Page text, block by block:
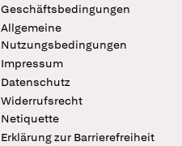
Geschäftsbedingungen
Allgemeine
Nutzungsbedingungen
Impressum
Datenschutz
Widerrufsrecht
Netiquette
Erklärung zur Barrierefreiheit